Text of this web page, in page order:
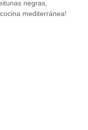
negras,
mediterránea!